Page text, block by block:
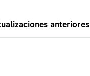
anteriores